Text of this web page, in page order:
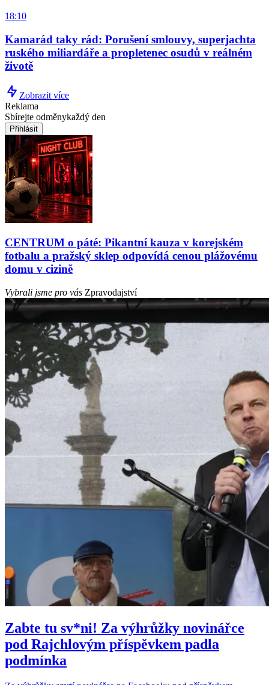
18:10
Kamarád taky rád: Porušení smlouvy, superjachta
ruského miliardáře a propletenec osudů v reálném
životě
Zobrazit více
Reklama
Sbírejte odměnykaždý den
Přihlásit
CENTRUM o páté: Pikantní kauza v korejském
fotbalu a pražský sklep odpovídá cenou plážovému
domu v cizině
Vybrali jsme pro vás Zpravodajství
Zabte tu sv*ni! Za výhrůžky novinářce
pod Rajchlovým příspěvkem padla
podmínka